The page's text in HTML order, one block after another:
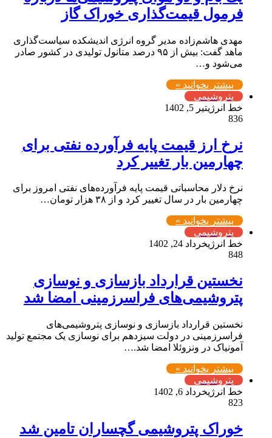
فرمول قیمت‌گذاری خوراک گاز
مهدی هاشم‌زاده مدیر گروه انرژی اندیشکده سیاست‌گذاری
ماهد گفت: بیش از ۹۵ درصد متانول تولیدی در کشور صادر
می‌شود و…
بیشتر بخوانید »
پتروشیمی
خط انرژیتیر 5, 1402
836
نرخ ارز قیمت پایه فرآورده نفتی برای
چهارمین بار تغییر کرد
نرخ دلار محاسباتی قیمت پایه فرآورده‌های نفتی امروز برای
چهارمین بار در سال تغییر کرد و از ۳۸ هزار تومان…
بیشتر بخوانید »
پتروشیمی
خط انرژیخرداد 24, 1402
848
نخستین قرارداد بازسازی و نوسازی
پتروشیمی‌های فراسرزمینی امضا شد
نخستین قرارداد بازسازی و نوسازی پتروشیمی‌های
فراسرزمینی در دولت سیزدهم برای نوسازی یک مجتمع تولید
آمونیاک در ونزوئلا امضا شد.…
بیشتر بخوانید »
پتروشیمی
خط انرژیخرداد 6, 1402
823
خوراک پتروشیمی گچساران تامین شد